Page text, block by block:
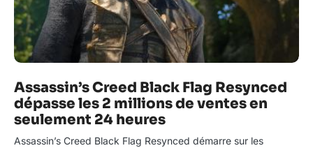
Assassin’s Creed Black Flag Resynced
dépasse les 2 millions de ventes en
seulement 24 heures
Assassin’s Creed Black Flag Resynced démarre sur les